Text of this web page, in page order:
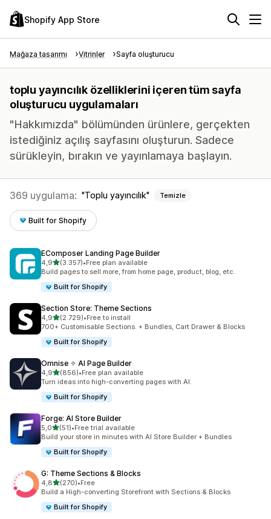
Shopify App Store
Mağaza tasarımı Vitrinler Sayfa oluşturucu
toplu yayıncılık özelliklerini içeren tüm sayfa
oluşturucu uygulamaları
"Hakkımızda" bölümünden ürünlere, gerçekten
istediğiniz açılış sayfasını oluşturun. Sadece
sürükleyin, bırakın ve yayınlamaya başlayın.
369 uygulama: Toplu yayıncılık Temizle
Built for Shopify
EComposer Landing Page Builder
4,95 yıldız üzerinden
(3.357)
toplam 3357 değerlendirme
•Free plan available
Build pages to sell more, from home page, product, blog, etc.
Built for Shopify
Section Store: Theme Sections
4,95 yıldız üzerinden
(2.729)
toplam 2729 değerlendirme
•Free to install
700+ Customisable Sections. + Bundles, Cart Drawer & Blocks
Built for Shopify
Omnise ✧ AI Page Builder
4,95 yıldız üzerinden
(856)
toplam 856 değerlendirme
•Free plan available
Turn ideas into high-converting pages with AI.
Built for Shopify
Forge: AI Store Builder
5,05 yıldız üzerinden
(51)
toplam 51 değerlendirme
•Free trial available
Build your store in minutes with AI Store Builder + Bundles
Built for Shopify
G: Theme Sections & Blocks
4,85 yıldız üzerinden
(270)
toplam 270 değerlendirme
•Free
Build a High-converting Storefront with Sections & Blocks
Built for Shopify